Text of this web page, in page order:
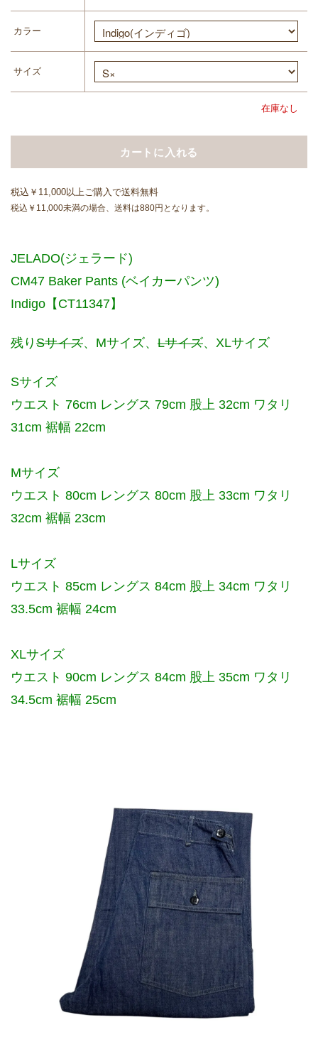
カラー
サイズ
在庫なし
カートに入れる
税込￥11,000以上ご購入で送料無料
税込￥11,000未満の場合、送料は880円となります。
JELADO(ジェラード)
CM47 Baker Pants (ベイカーパンツ)
Indigo【CT11347】
残り Sサイズ、Mサイズ、 Lサイズ、XLサイズ
Sサイズ
ウエスト 76cm レングス 79cm 股上 32cm ワタリ
31cm 裾幅 22cm
Mサイズ
ウエスト 80cm レングス 80cm 股上 33cm ワタリ
32cm 裾幅 23cm
Lサイズ
ウエスト 85cm レングス 84cm 股上 34cm ワタリ
33.5cm 裾幅 24cm
XLサイズ
ウエスト 90cm レングス 84cm 股上 35cm ワタリ
34.5cm 裾幅 25cm